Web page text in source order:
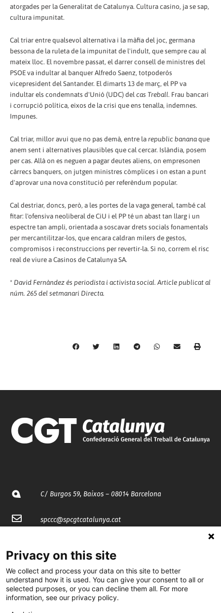
atorgades per la Generalitat de Catalunya. Cultura casino, ja se sap,
cultura impunitat.
Cal triar entre qualsevol alternativa i la màfia del joc, germana
bessona de la ruleta de la impunitat de l'indult, que sempre cau al
mateix lloc. El novembre passat, el darrer consell de ministres del
PSOE va indultar al banquer Alfredo Saenz, totpoderós
vicepresident del Santander. El dimarts 13 de març, el PP va
indultar els condemnats d'Unió (UDC) del cas Treball. Frau bancari
i corrupció política, eixos de la crisi que ens tenalla, indemnes.
Impunes.
Cal triar, millor avui que no pas demà, entre la republic bananaque
anem sent i alternatives plausibles que cal cercar. Islàndia, posem
per cas. Allà on es neguen a pagar deutes aliens, on empresonen
càrrecs banquers, on jutgen ministres còmplices i on estan a punt
d'aprovar una nova constitució per referèndum popular.
Cal destriar, doncs, però, a les portes de la vaga general, també cal
fitar: l'ofensiva neoliberal de CiU i el PP té un abast tan llarg i un
espectre tan ampli, orientada a soscavar drets socials fonamentals
per mercantilitzar-los, que encara caldran milers de gestos,
compromisos i reconstruccions per revertir-la. Si no, correm el risc
real de viure a Casinos de Catalunya SA.
* David Fernàndez és periodista i activista social. Article publicat al
núm. 265 del setmanari Directa.
C/ Burgos 59, Baixos – 08014 Barcelona
spccc@spcgtcatalunya.cat
@CGTCatalunya
cgtcatalunya
Privacy on this site
We collect and process your data on this site to better
understand how it is used. You can give your consent to all or
selected purposes, or you can decline them all. For more
information, see our privacy policy.